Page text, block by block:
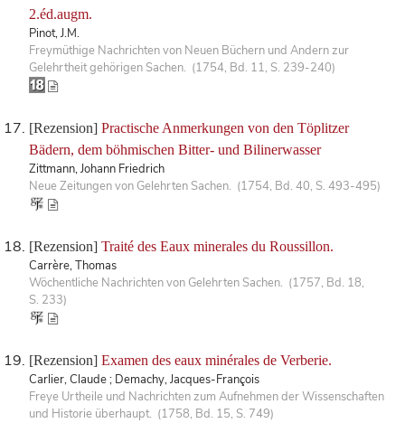
2.éd.augm.
Pinot, J.M.
Freymüthige Nachrichten von Neuen Büchern und Andern zur
Gelehrtheit gehörigen Sachen. (1754, Bd. 11, S. 239-240)
[Rezension] Practische Anmerkungen von den Töplitzer
Bädern, dem böhmischen Bitter- und Bilinerwasser
Zittmann, Johann Friedrich
Neue Zeitungen von Gelehrten Sachen. (1754, Bd. 40, S. 493-495)
[Rezension] Traité des Eaux minerales du Roussillon.
Carrère, Thomas
Wöchentliche Nachrichten von Gelehrten Sachen. (1757, Bd. 18,
S. 233)
[Rezension] Examen des eaux minérales de Verberie.
Carlier, Claude ; Demachy, Jacques-François
Freye Urtheile und Nachrichten zum Aufnehmen der Wissenschaften
und Historie überhaupt. (1758, Bd. 15, S. 749)